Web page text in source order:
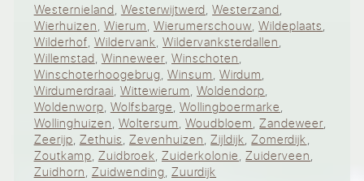
Westernieland, Westerwijtwerd,Westerzand,
Wierhuizen, Wierum, Wierumerschouw,Wildeplaats,
Wilderhof, Wildervank, Wildervanksterdallen,
Willemstad, Winneweer, Winschoten,
Winschoterhoogebrug, Winsum,Wirdum,
Wirdumerdraai, Wittewierum,Woldendorp,
Woldenworp, Wolfsbarge,Wollingboermarke,
Wollinghuizen, Woltersum,Woudbloem,Zandeweer,
Zeerijp, Zethuis, Zevenhuizen,Zijldijk,Zomerdijk,
Zoutkamp, Zuidbroek, Zuiderkolonie,Zuiderveen,
Zuidhorn, Zuidwending, Zuurdijk